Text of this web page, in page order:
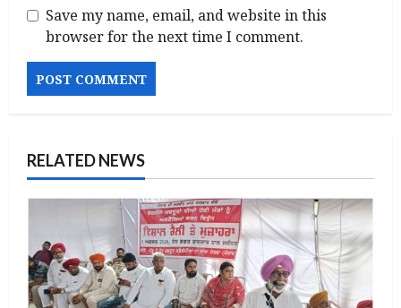
Save my name, email, and website in this
browser for the next time I comment.
RELATED NEWS